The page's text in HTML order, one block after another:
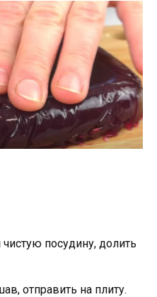
посудину, долить
отправить на плиту.